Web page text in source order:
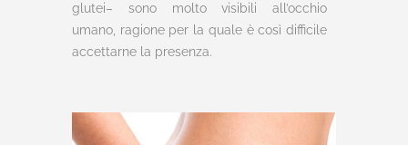
glutei– sono molto visibili all’occhio
umano, ragione per la quale è così difficile
accettarne la presenza.